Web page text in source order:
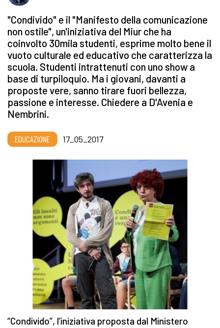
"Condivido" e il "Manifesto della comunicazione
non ostile", un'iniziativa del Miur che ha
coinvolto 30mila studenti, esprime molto bene il
vuoto culturale ed educativo che caratterizza la
scuola. Studenti intrattenuti con uno show a
base di turpiloquio. Ma i giovani, davanti a
proposte vere, sanno tirare fuori bellezza,
passione e interesse. Chiedere a D'Avenia e
Nembrini.
EDUCAZIONE 17_05_2017
“Condivido”, l’iniziativa proposta dal Ministero